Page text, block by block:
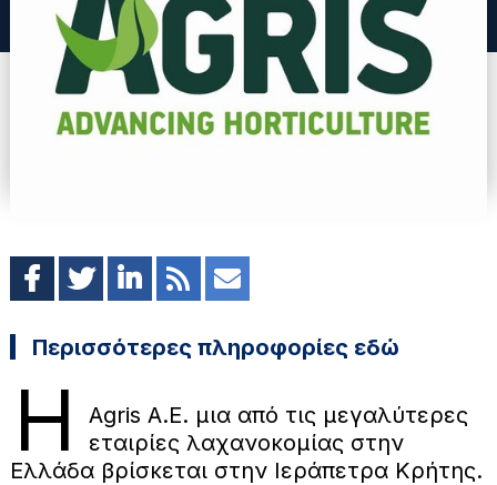
Περισσότερες πληροφορίες εδώ
H
Agris A.E. μια από τις μεγαλύτερες
εταιρίες λαχανοκομίας στην
Ελλάδα βρίσκεται στην Ιεράπετρα Κρήτης.